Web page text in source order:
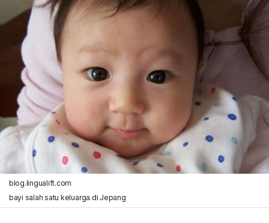
blog.lingualift.com
bayi salah satu keluarga di Jepang